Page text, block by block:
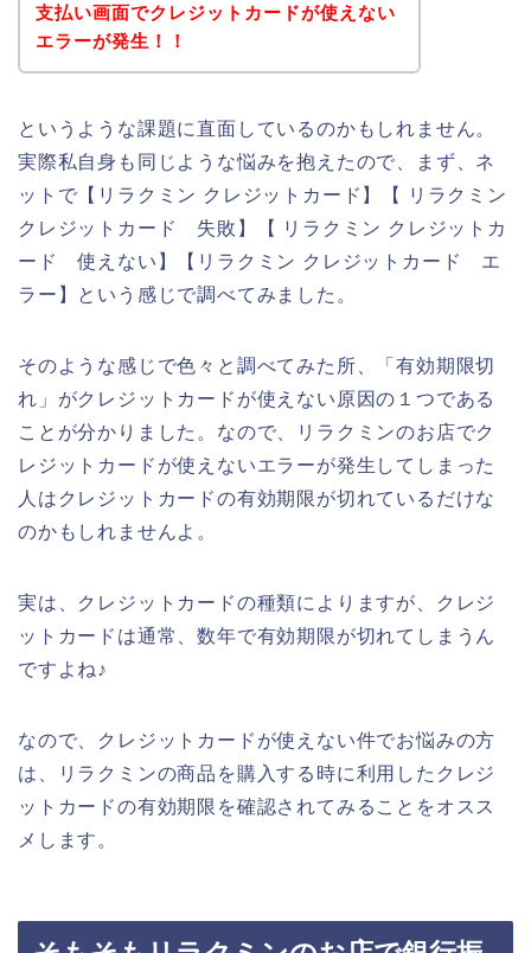
支払い画面でクレジットカードが使えない
エラーが発生！！
というような課題に直面しているのかもしれません。
実際私自身も同じような悩みを抱えたので、まず、ネ
ットで【リラクミン クレジットカード】【 リラクミン
クレジットカード 失敗】【 リラクミン クレジットカ
ード 使えない】【リラクミン クレジットカード エ
ラー】という感じで調べてみました。
そのような感じで色々と調べてみた所、「有効期限切
れ」がクレジットカードが使えない原因の１つである
ことが分かりました。なので、リラクミンのお店でク
レジットカードが使えないエラーが発生してしまった
人はクレジットカードの有効期限が切れているだけな
のかもしれませんよ。
実は、クレジットカードの種類によりますが、クレジ
ットカードは通常、数年で有効期限が切れてしまうん
ですよね♪
なので、クレジットカードが使えない件でお悩みの方
は、リラクミンの商品を購入する時に利用したクレジ
ットカードの有効期限を確認されてみることをオスス
メします。